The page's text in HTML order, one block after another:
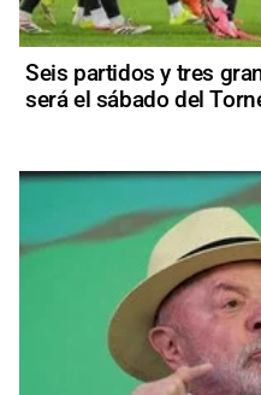
Seis partidos y tres
será el sábado del